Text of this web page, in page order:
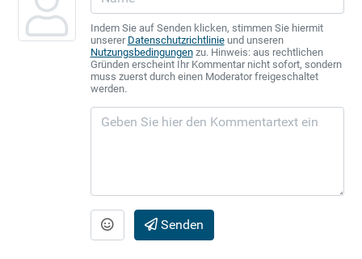
Indem Sie auf Senden klicken, stimmen Sie hiermit
unserer Datenschutzrichtlinieund unseren
Nutzungsbedingungenzu. Hinweis: aus rechtlichen
Gründen erscheint Ihr Kommentar nicht sofort, sondern
muss zuerst durch einen Moderator freigeschaltet
werden.
Senden